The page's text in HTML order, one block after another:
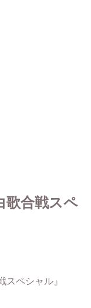
歌合戦スペ
スペシャル』